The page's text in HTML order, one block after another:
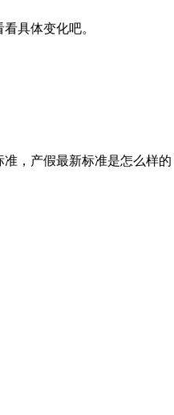
具体变化吧。
，产假最新标准是怎么样的